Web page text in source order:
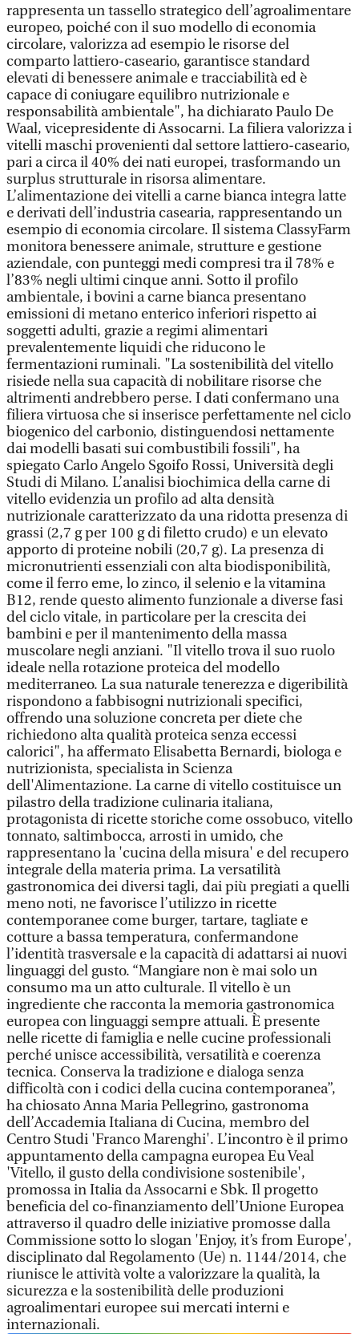
rappresenta un tassello strategico dell’agroalimentare
europeo, poiché con il suo modello di economia
circolare, valorizza ad esempio le risorse del
comparto lattiero-caseario, garantisce standard
elevati di benessere animale e tracciabilità ed è
capace di coniugare equilibro nutrizionale e
responsabilità ambientale", ha dichiarato Paulo De
Waal, vicepresidente di Assocarni. La filiera valorizza i
vitelli maschi provenienti dal settore lattiero-caseario,
pari a circa il 40% dei nati europei, trasformando un
surplus strutturale in risorsa alimentare.
L’alimentazione dei vitelli a carne bianca integra latte
e derivati dell’industria casearia, rappresentando un
esempio di economia circolare. Il sistema ClassyFarm
monitora benessere animale, strutture e gestione
aziendale, con punteggi medi compresi tra il 78% e
l’83% negli ultimi cinque anni. Sotto il profilo
ambientale, i bovini a carne bianca presentano
emissioni di metano enterico inferiori rispetto ai
soggetti adulti, grazie a regimi alimentari
prevalentemente liquidi che riducono le
fermentazioni ruminali. "La sostenibilità del vitello
risiede nella sua capacità di nobilitare risorse che
altrimenti andrebbero perse. I dati confermano una
filiera virtuosa che si inserisce perfettamente nel ciclo
biogenico del carbonio, distinguendosi nettamente
dai modelli basati sui combustibili fossili", ha
spiegato Carlo Angelo Sgoifo Rossi, Università degli
Studi di Milano. L’analisi biochimica della carne di
vitello evidenzia un profilo ad alta densità
nutrizionale caratterizzato da una ridotta presenza di
grassi (2,7 g per 100 g di filetto crudo) e un elevato
apporto di proteine nobili (20,7 g). La presenza di
micronutrienti essenziali con alta biodisponibilità,
come il ferro eme, lo zinco, il selenio e la vitamina
B12, rende questo alimento funzionale a diverse fasi
del ciclo vitale, in particolare per la crescita dei
bambini e per il mantenimento della massa
muscolare negli anziani. "Il vitello trova il suo ruolo
ideale nella rotazione proteica del modello
mediterraneo. La sua naturale tenerezza e digeribilità
rispondono a fabbisogni nutrizionali specifici,
offrendo una soluzione concreta per diete che
richiedono alta qualità proteica senza eccessi
calorici", ha affermato Elisabetta Bernardi, biologa e
nutrizionista, specialista in Scienza
dell'Alimentazione. La carne di vitello costituisce un
pilastro della tradizione culinaria italiana,
protagonista di ricette storiche come ossobuco, vitello
tonnato, saltimbocca, arrosti in umido, che
rappresentano la 'cucina della misura' e del recupero
integrale della materia prima. La versatilità
gastronomica dei diversi tagli, dai più pregiati a quelli
meno noti, ne favorisce l’utilizzo in ricette
contemporanee come burger, tartare, tagliate e
cotture a bassa temperatura, confermandone
l’identità trasversale e la capacità di adattarsi ai nuovi
linguaggi del gusto. “Mangiare non è mai solo un
consumo ma un atto culturale. Il vitello è un
ingrediente che racconta la memoria gastronomica
europea con linguaggi sempre attuali. È presente
nelle ricette di famiglia e nelle cucine professionali
perché unisce accessibilità, versatilità e coerenza
tecnica. Conserva la tradizione e dialoga senza
difficoltà con i codici della cucina contemporanea”,
ha chiosato Anna Maria Pellegrino, gastronoma
dell’Accademia Italiana di Cucina, membro del
Centro Studi 'Franco Marenghi'. L’incontro è il primo
appuntamento della campagna europea Eu Veal
'Vitello, il gusto della condivisione sostenibile',
promossa in Italia da Assocarni e Sbk. Il progetto
beneficia del co-finanziamento dell’Unione Europea
attraverso il quadro delle iniziative promosse dalla
Commissione sotto lo slogan 'Enjoy, it’s from Europe',
disciplinato dal Regolamento (Ue) n. 1144/2014, che
riunisce le attività volte a valorizzare la qualità, la
sicurezza e la sostenibilità delle produzioni
agroalimentari europee sui mercati interni e
internazionali.